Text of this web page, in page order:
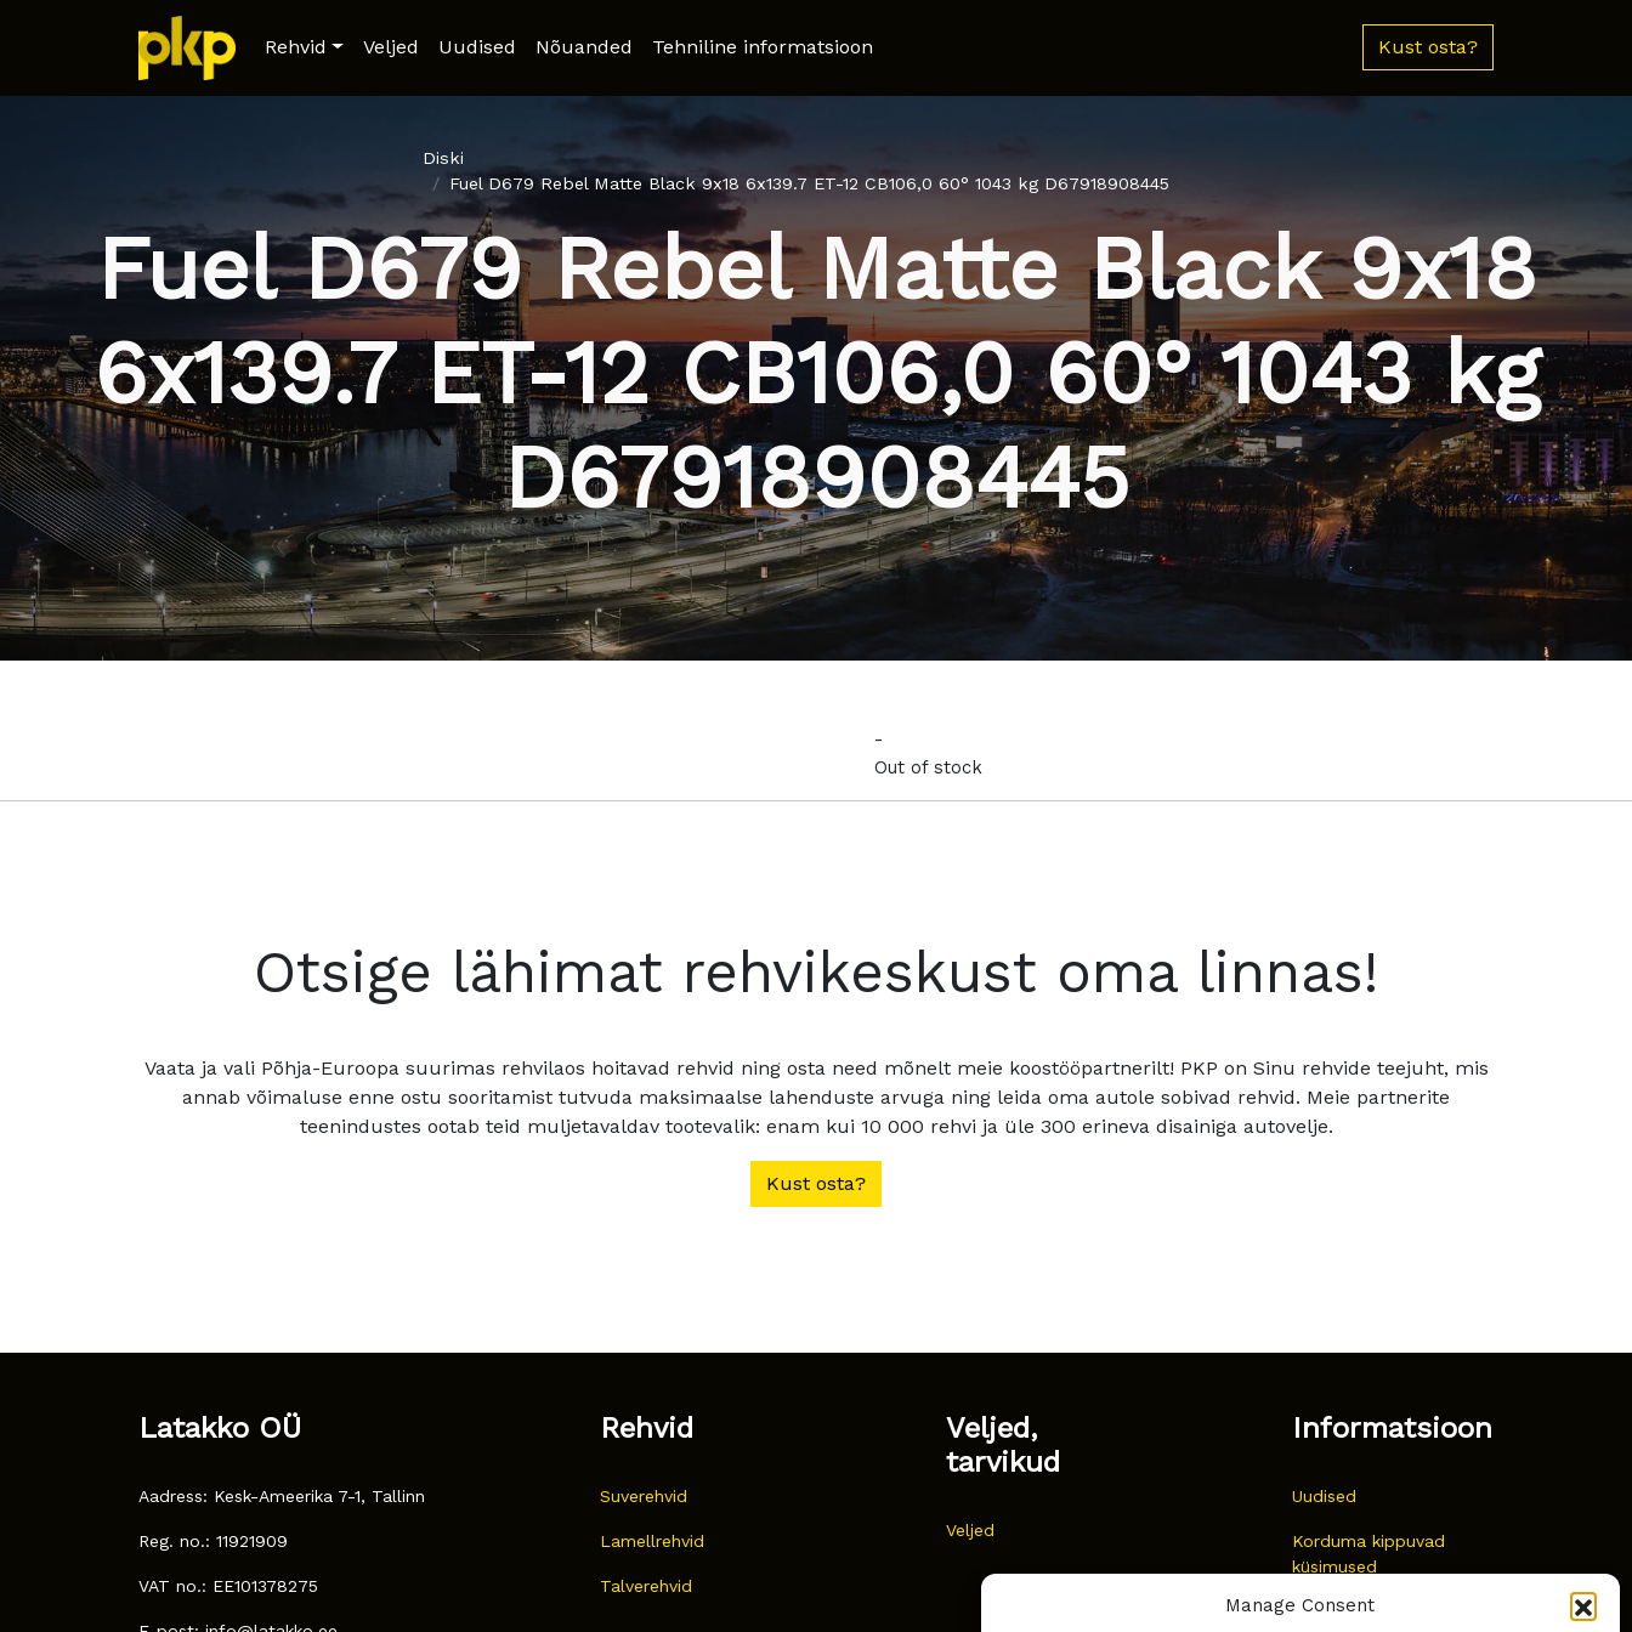
Manage Consent
Rehvid Veljed Uudised Nõuanded Tehniline informatsioon Kust osta?
Diski
Fuel D679 Rebel Matte Black 9x18 6x139.7 ET-12 CB106,0 60° 1043 kg D67918908445
Fuel D679 Rebel Matte Black 9x18
6x139.7 ET-12 CB106,0 60° 1043 kg
D67918908445
-
Out of stock
Otsige lähimat rehvikeskust oma linnas!
Vaata ja vali Põhja-Euroopa suurimas rehvilaos hoitavad rehvid ning osta need mõnelt meie koostööpartnerilt! PKP on Sinu rehvide teejuht, mis
annab võimaluse enne ostu sooritamist tutvuda maksimaalse lahenduste arvuga ning leida oma autole sobivad rehvid. Meie partnerite
teenindustes ootab teid muljetavaldav tootevalik: enam kui 10 000 rehvi ja üle 300 erineva disainiga autovelje.
Kust osta?
Latakko OÜ
Aadress: Kesk-Ameerika 7-1, Tallinn
Reg. no.: 11921909
VAT no.: EE101378275
Rehvid
Suverehvid
Lamellrehvid
Talverehvid
Veljed,
tarvikud
Veljed
Informatsioon
Uudised
Korduma kippuvad
küsimused
Kust osta?